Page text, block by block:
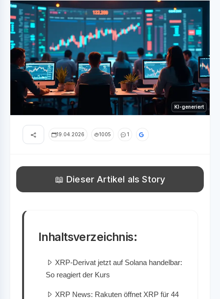
KI-generiert
19.04.2026 1005 1
📖 Dieser Artikel als Story
Inhaltsverzeichnis:
XRP-Derivat jetzt auf Solana handelbar:
So reagiert der Kurs
XRP News: Rakuten öffnet XRP für 44